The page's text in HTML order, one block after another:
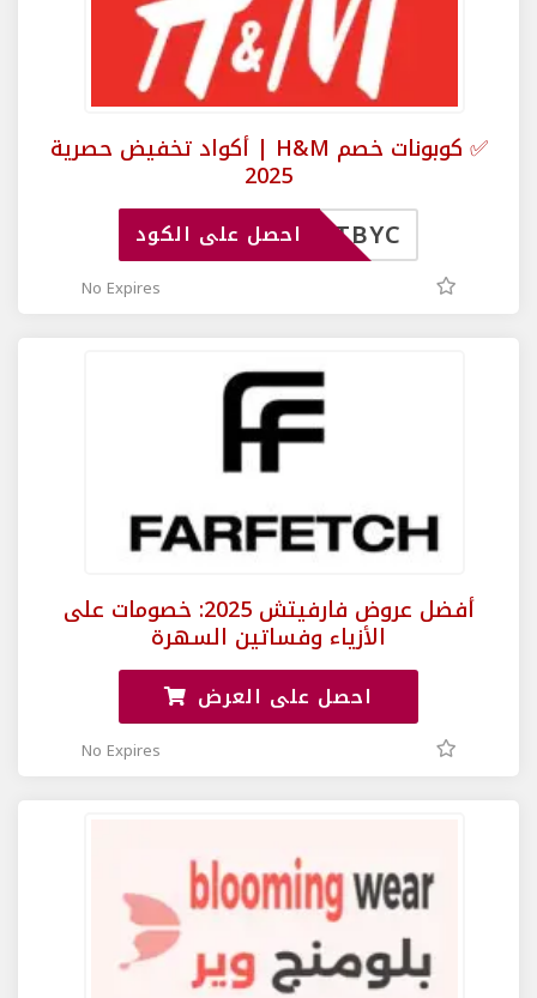
✅ كوبونات خصم H&M | أكواد تخفيض حصرية
2025
TBYC احصل على الكود
No Expires
أفضل عروض فارفيتش 2025: خصومات على
الأزياء وفساتين السهرة
احصل على العرض
No Expires